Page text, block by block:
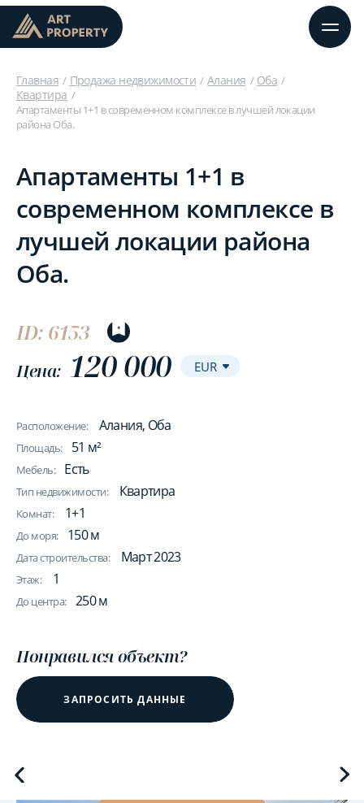
Главная Продажа недвижимости Алания
Оба
Квартира
Апартаменты 1+1 в современном комплексе в лучшей локации
района Оба.
Апартаменты 1+1 в
современном комплексе в
лучшей локации района
Оба.
ID: 6153
Цена: 120 000
Расположение: Алания, Оба
Площадь: 51 м²
Мебель: Есть
Тип недвижимости: Квартира
Комнат: 1+1
До моря: 150 м
Дата строительства: Март 2023
Этаж: 1
До центра: 250 м
Понравился объект?
ЗАПРОСИТЬ ДАННЫЕ